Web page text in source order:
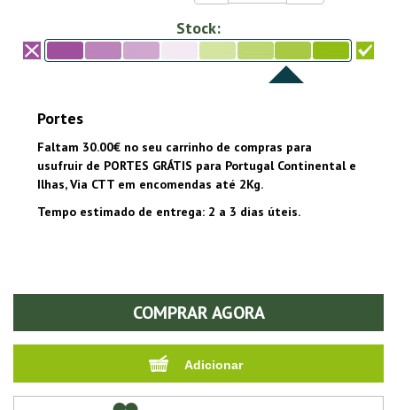
Stock:
Portes
Faltam 30.00€ no seu carrinho de compras para
usufruir de PORTES GRÁTIS para Portugal Continental e
Ilhas, Via CTT em encomendas até 2Kg.
Tempo estimado de entrega: 2 a 3 dias úteis.
COMPRAR AGORA